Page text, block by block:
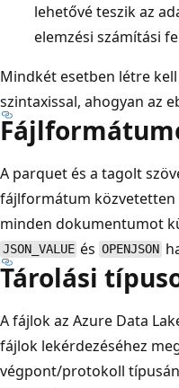
lehetővé teszik az
elemzési számítási
Mindkét esetben létre
szintaxissal, ahogyan az
A parquet és a tagolt
fájlformátum közvetetten
minden dokumentumot
JSON_VALUE és OPENJSON
Tárolási
A fájlok az Azure Data
fájlok lekérdezéséhez
végpont/protokoll